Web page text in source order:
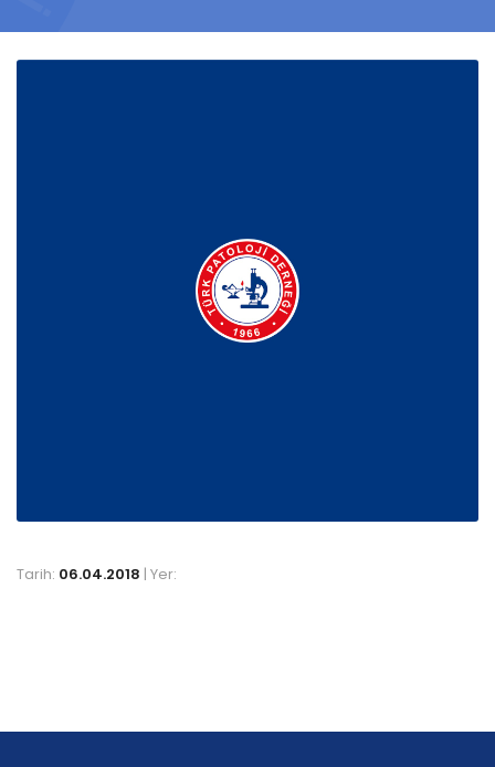
Tarih: 06.04.2018 | Yer: